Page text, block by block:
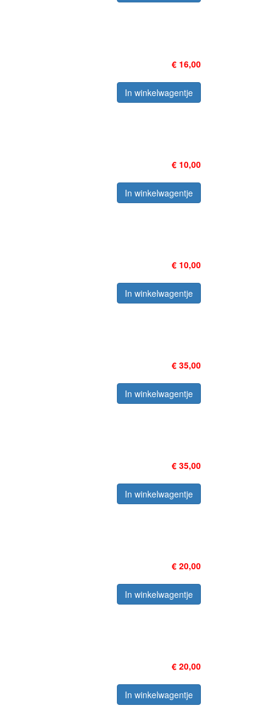
€ 16,00
In winkelwagentje
€ 10,00
In winkelwagentje
€ 10,00
In winkelwagentje
€ 35,00
In winkelwagentje
€ 35,00
In winkelwagentje
€ 20,00
In winkelwagentje
€ 20,00
In winkelwagentje